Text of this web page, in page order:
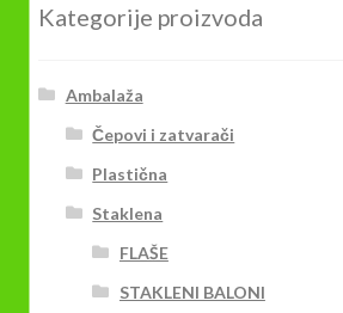
Kategorije proizvoda
Ambalaža
Čepovi i zatvarači
Plastična
Staklena
FLAŠE
STAKLENI BALONI